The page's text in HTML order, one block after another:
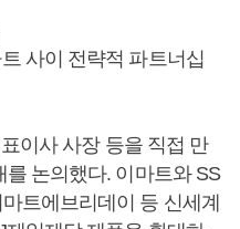
사이 전략적 파트너십
이사 사장 등을 직접 만
논의했다. 이마트와 SS
트에브리데이 등 신세계